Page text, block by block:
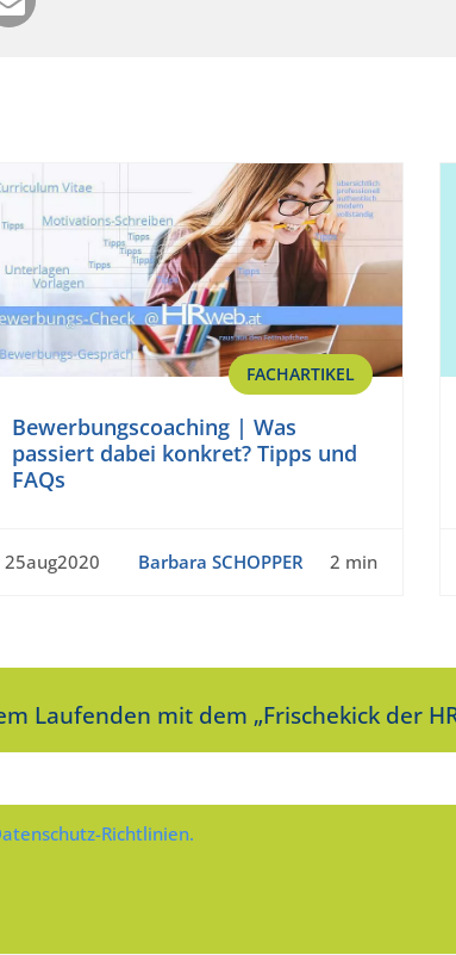
FACHARTIKEL
Bewerbungscoaching | Was
passiert dabei konkret? Tipps und
FAQs
25aug2020 Barbara SCHOPPER 2 min
Laufenden mit dem „Frischekick der
Richtlinien.